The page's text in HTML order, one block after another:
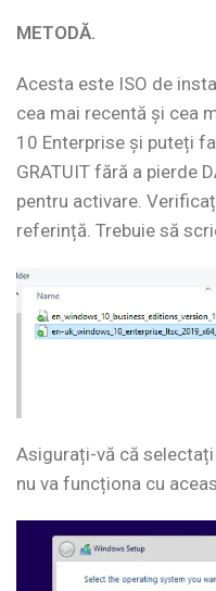
METODĂ.
Acesta este ISO de
cea mai recentă și cea
10 Enterprise și puteți
GRATUIT fără a pierde
pentru activare.
referință. Trebuie să
Asigurați-vă că
nu va funcționa cu